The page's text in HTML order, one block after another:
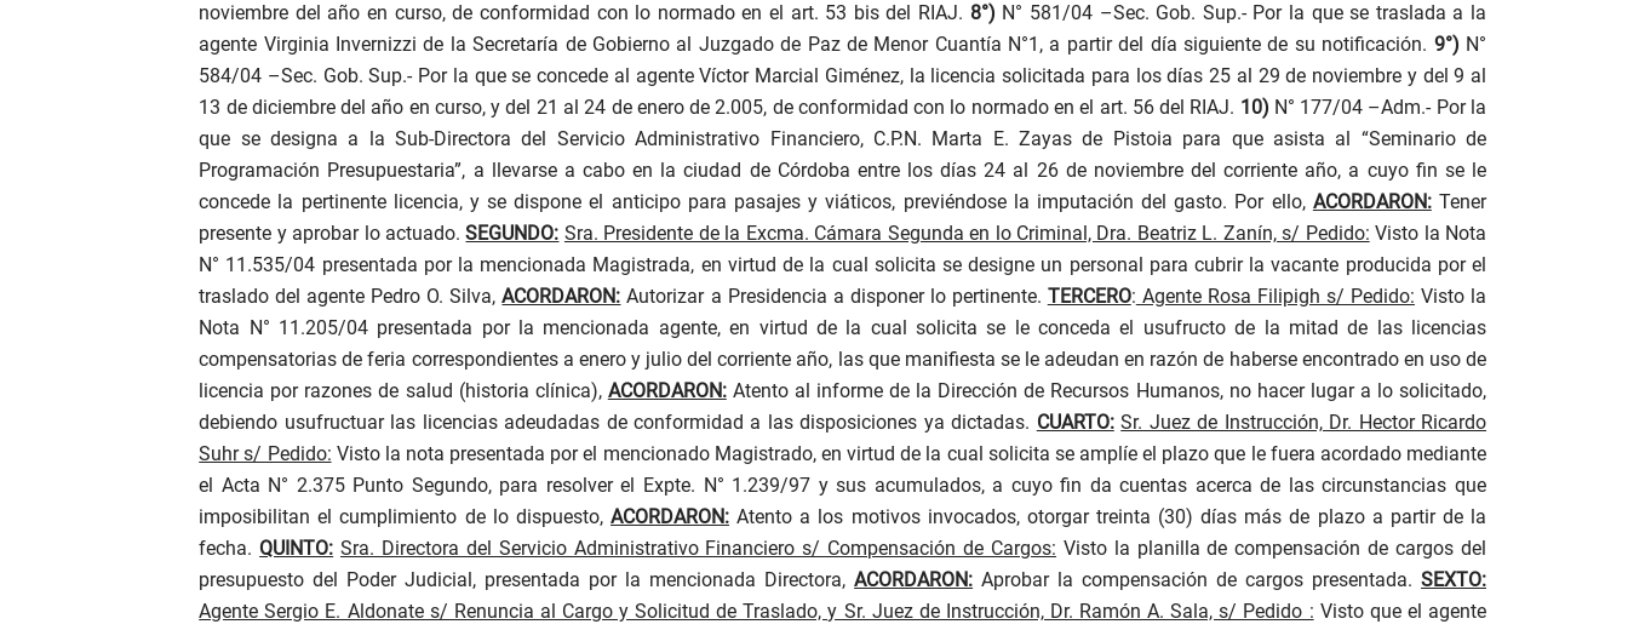
noviembre del año en curso,de conformidad con lo normado en el art. 53 bis del RIAJ. 8°) N° 581/04 –Sec. Gob. Sup.- Por la que se traslada a la
agente Virginia Invernizzi de la Secretaría de Gobierno al Juzgado de Paz de Menor Cuantía N°1, a partir del día siguiente de su notificación. 9°) N°
584/04 –Sec. Gob. Sup.- Por la que se concede al agente Víctor Marcial Giménez, la licencia solicitada para los días 25 al 29 de noviembre y del 9 al
13 de diciembre del año en curso, y del 21 al 24 de enero de 2.005, de conformidad con lo normado en el art. 56 del RIAJ. 10) N° 177/04 –Adm.- Por la
que se designa a la Sub-Directora del Servicio Administrativo Financiero, C.P.N. Marta E. Zayas de Pistoia para que asista al “Seminario de
Programación Presupuestaria”, a llevarse a cabo en la ciudad de Córdoba entre los días 24 al 26 de noviembre del corriente año, a cuyo fin se le
concede la pertinente licencia, y se dispone el anticipo para pasajes y viáticos, previéndose la imputación del gasto. Por ello, ACORDARON:Tener
presente y aprobar lo actuado.SEGUNDO: Sra. Presidente de la Excma. Cámara Segunda en lo Criminal, Dra. Beatriz L. Zanín, s/ Pedido: Visto la Nota
N° 11.535/04 presentada por la mencionada Magistrada, en virtud de la cual solicita se designe un personal para cubrir la vacante producida por el
traslado del agente Pedro O. Silva,ACORDARON: Autorizar a Presidencia a disponer lo pertinente. TERCERO: Agente Rosa Filipigh s/ Pedido: Visto la
Nota N° 11.205/04 presentada por la mencionada agente, en virtud de la cual solicita se le conceda el usufructo de la mitad de las licencias
compensatorias de feria correspondientes a enero y julio del corriente año, las que manifiesta se le adeudan en razón de haberse encontrado en uso de
licencia por razones de salud (historia clínica), ACORDARON:Atento al informe de la Dirección de Recursos Humanos, no hacer lugar a lo solicitado,
debiendo usufructuar las licencias adeudadas de conformidad a las disposiciones ya dictadas. CUARTO: Sr. Juez de Instrucción, Dr. Hector Ricardo
Suhr s/ Pedido: Visto la nota presentada por el mencionado Magistrado, en virtud de la cual solicita se amplíe el plazo que le fuera acordado mediante
el Acta N° 2.375 Punto Segundo, para resolver el Expte. N° 1.239/97 y sus acumulados, a cuyo fin da cuentas acerca de las circunstancias que
imposibilitan el cumplimiento de lo dispuesto, ACORDARON: Atento a los motivos invocados, otorgar treinta (30) días más de plazo a partir de la
fecha.QUINTO: Sra. Directora del Servicio Administrativo Financiero s/ Compensación de Cargos: Visto la planilla de compensación de cargos del
presupuesto del Poder Judicial, presentada por la mencionada Directora,ACORDARON: Aprobar la compensación de cargos presentada.SEXTO:
Agente Sergio E. Aldonate s/ Renuncia al Cargo y Solicitud de Traslado, y Sr. Juez de Instrucción, Dr. Ramón A. Sala, s/ Pedido : Visto que el agente